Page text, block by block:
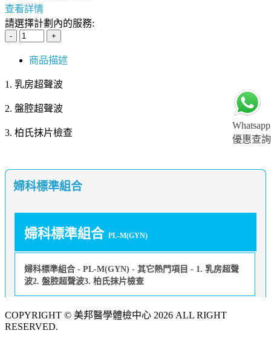
Whatsapp
優惠查詢
查看詳情
請選擇計劃內的服務:
商品描述
1. 乳房超聲波
2. 盤腔超聲波
3. 柏氏抹片檢查
婦科標準組合
婦科標準組合 PL-M(GYN)
婦科標準組合 - PL-M(GYN) - 其它熱門項目 - 1. 乳房超聲
波2. 盤腔超聲波3. 柏氏抹片檢查
COPYRIGHT © 美邦醫學體檢中心 2026 ALL RIGHT
RESERVED.